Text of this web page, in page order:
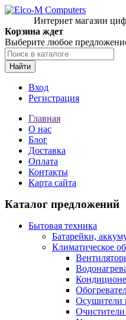
Интернет магазин
Корзина ждет
Выберите любое
Найти
Вход
Регистрация
Главная
О нас
Блог
Доставка
Оплата
Контакты
Карта сайта
Каталог предложений
Бытовая техника
Батарейки,
Климатическое
Осушители
Очистители